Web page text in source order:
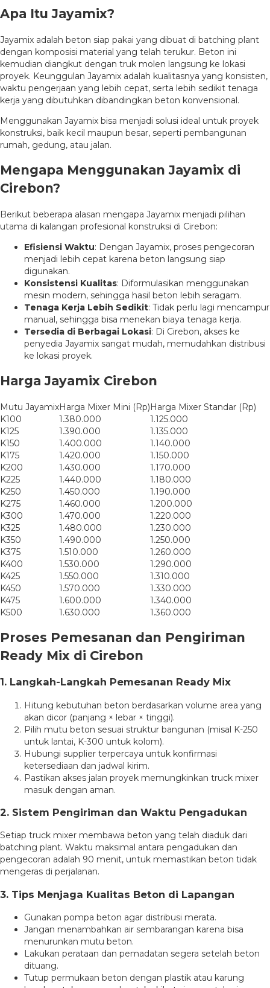
Apa Itu Jayamix?
Jayamix adalah beton siap pakai yang dibuat di batching plant
dengan komposisi material yang telah terukur. Beton ini
kemudian diangkut dengan truk molen langsung ke lokasi
proyek. Keunggulan Jayamix adalah kualitasnya yang konsisten,
waktu pengerjaan yang lebih cepat, serta lebih sedikit tenaga
kerja yang dibutuhkan dibandingkan beton konvensional.
Menggunakan Jayamix bisa menjadi solusi ideal untuk proyek
konstruksi, baik kecil maupun besar, seperti pembangunan
rumah, gedung, atau jalan.
Mengapa Menggunakan Jayamix di
Cirebon?
Berikut beberapa alasan mengapa Jayamix menjadi pilihan
utama di kalangan profesional konstruksi di Cirebon:
Efisiensi Waktu: Dengan Jayamix, proses pengecoran
menjadi lebih cepat karena beton langsung siap
digunakan.
Konsistensi Kualitas: Diformulasikan menggunakan
mesin modern, sehingga hasil beton lebih seragam.
Tenaga Kerja Lebih Sedikit: Tidak perlu lagi mencampur
manual, sehingga bisa menekan biaya tenaga kerja.
Tersedia di Berbagai Lokasi: Di Cirebon, akses ke
penyedia Jayamix sangat mudah, memudahkan distribusi
ke lokasi proyek.
Harga Jayamix Cirebon
Mutu JayamixHarga Mixer Mini (Rp)Harga Mixer Standar (Rp)
K100
1.380.000
1.125.000
K125
1.390.000
1.135.000
K150
1.400.000
1.140.000
K175
1.420.000
1.150.000
K200
1.430.000
1.170.000
K225
1.440.000
1.180.000
K250
1.450.000
1.190.000
K275
1.460.000
1.200.000
K300
1.470.000
1.220.000
K325
1.480.000
1.230.000
K350
1.490.000
1.250.000
K375
1.510.000
1.260.000
K400
1.530.000
1.290.000
K425
1.550.000
1.310.000
K450
1.570.000
1.330.000
K475
1.600.000
1.340.000
K500
1.630.000 1.360.000
Proses Pemesanan dan Pengiriman
Ready Mix di Cirebon
1. Langkah-Langkah Pemesanan Ready Mix
Hitung kebutuhan beton berdasarkan volume area yang
akan dicor (panjang × lebar × tinggi).
Pilih mutu beton sesuai struktur bangunan (misal K-250
untuk lantai, K-300 untuk kolom).
Hubungi supplier terpercaya untuk konfirmasi
ketersediaan dan jadwal kirim.
Pastikan akses jalan proyek memungkinkan truck mixer
masuk dengan aman.
2. Sistem Pengiriman dan Waktu Pengadukan
Setiap truck mixer membawa beton yang telah diaduk dari
batching plant. Waktu maksimal antara pengadukan dan
pengecoran adalah 90 menit, untuk memastikan beton tidak
mengeras di perjalanan.
3. Tips Menjaga Kualitas Beton di Lapangan
Gunakan pompa beton agar distribusi merata.
Jangan menambahkan air sembarangan karena bisa
menurunkan mutu beton.
Lakukan perataan dan pemadatan segera setelah beton
dituang.
Tutup permukaan beton dengan plastik atau karung